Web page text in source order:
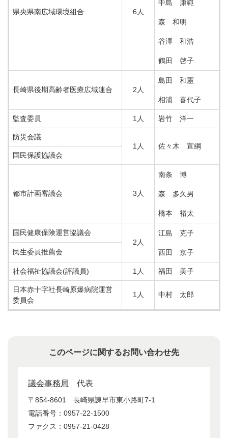
県央県南広域環境組合 6人
中島 康範
森 和明
谷澤 和浩
鶴田 啓子
長崎県後期高齢者医療広域連合 2人
島田 和憲
相浦 喜代子
監査委員 1人 岩竹 洋一
防災会議
1人
佐々木 宣綱
国民保護協議会
都市計画審議会 3人
南条 博
森 多久男
橋本 裕太
国民健康保険運営協議会
2人
江島 克子
西田 京子
民生委員推薦会
社会福祉協議会(評議員) 1人 福田 美子
日本赤十字社長崎原爆病院運営
委員会
1人 中村 太郎
このページに関するお問い合わせ先
議会事務局 代表
〒854-8601
長崎県諫早市東小路町7-1
電話番号：0957-22-1500
ファクス：0957-21-0428